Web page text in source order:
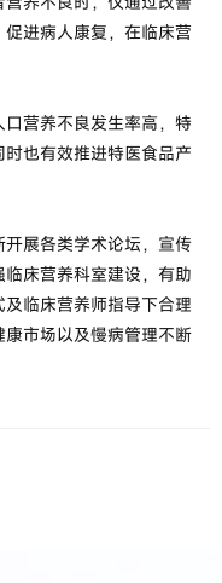
进病人康复，在临床营
营养不良发生率高，特
也有效推进特医食品产
展各类学术论坛，宣传
床营养科室建设，有助
临床营养师指导下合理
市场以及慢病管理不断